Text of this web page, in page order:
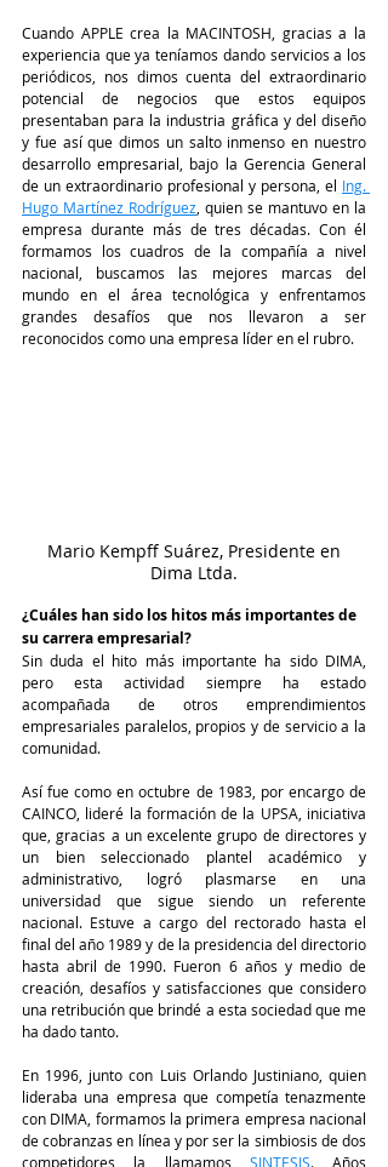
Cuando APPLE crea la MACINTOSH, gracias a la
experiencia que ya teníamos dando servicios a los
periódicos, nos dimos cuenta del extraordinario
potencial de negocios que estos equipos
presentaban para la industria gráfica y del diseño
y fue así que dimos un salto inmenso en nuestro
desarrollo empresarial, bajo la Gerencia General
de un extraordinario profesional y persona, el Ing.
Hugo Martínez Rodríguez , quien se mantuvo en la
empresa durante más de tres décadas. Con él
formamos los cuadros de la compañía a nivel
nacional, buscamos las mejores marcas del
mundo en el área tecnológica y enfrentamos
grandes desafíos que nos llevaron a ser
reconocidos como una empresa líder en el rubro.
Dima Ltda.
¿Cuáles han sido los hitos más importantes de
su carrera empresarial?
Sin duda el hito más importante ha sido DIMA,
pero esta actividad siempre ha estado
acompañada de otros emprendimientos
empresariales paralelos, propios y de servicio a la
comunidad.
Así fue como en octubre de 1983, por encargo de
CAINCO, lideré la formación de la UPSA, iniciativa
que, gracias a un excelente grupo de directores y
un bien seleccionado plantel académico y
administrativo, logró plasmarse en una
universidad que sigue siendo un referente
nacional. Estuve a cargo del rectorado hasta el
final del año 1989 y de la presidencia del directorio
hasta abril de 1990. Fueron 6 años y medio de
creación, desafíos y satisfacciones que considero
una retribución que brindé a esta sociedad que me
ha dado tanto.
En 1996, junto con Luis Orlando Justiniano, quien
lideraba una empresa que competía tenazmente
con DIMA, formamos la primera empresa nacional
de cobranzas en línea y por ser la simbiosis de dos
competidores la llamamos SINTESIS. Años